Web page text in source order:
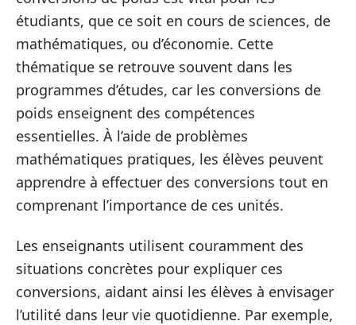
étudiants, que ce soit en cours de sciences, de
mathématiques, ou d’économie. Cette
thématique se retrouve souvent dans les
programmes d’études, car les conversions de
poids enseignent des compétences
essentielles. À l’aide de problèmes
mathématiques pratiques, les élèves peuvent
apprendre à effectuer des conversions tout en
comprenant l’importance de ces unités.
Les enseignants utilisent couramment des
situations concrètes pour expliquer ces
conversions, aidant ainsi les élèves à envisager
l’utilité dans leur vie quotidienne. Par exemple,